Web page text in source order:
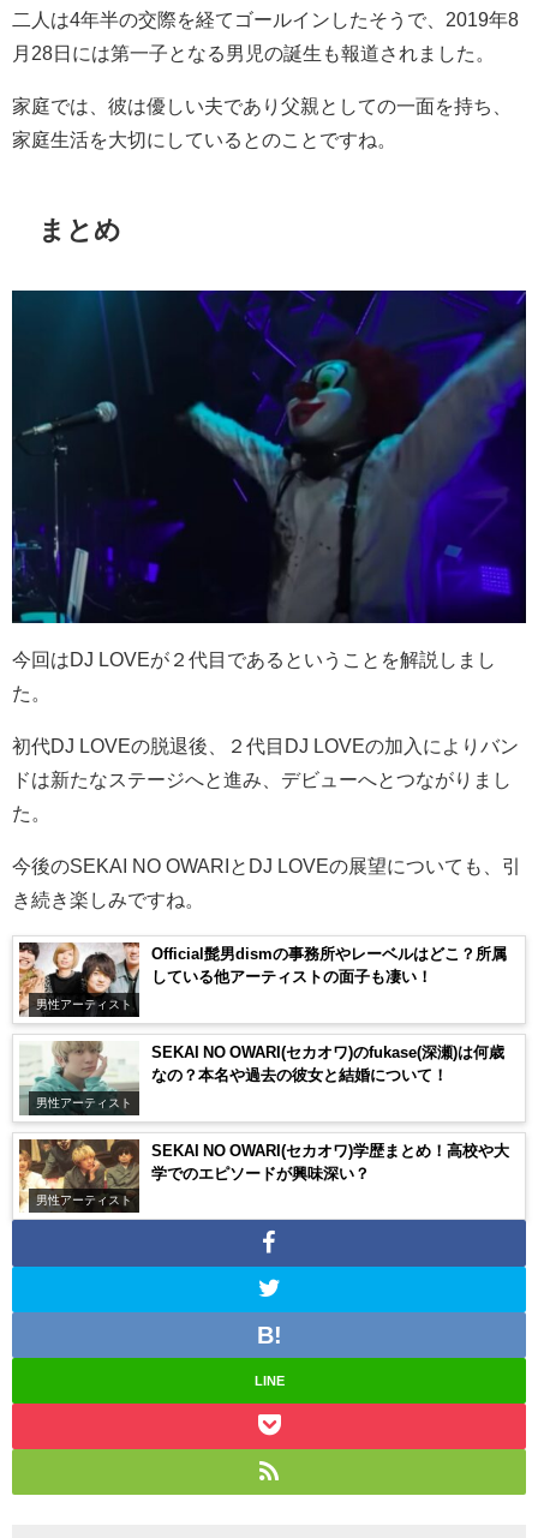
二人は4年半の交際を経てゴールインしたそうで、2019年8
月28日には第一子となる男児の誕生も報道されました。
家庭では、彼は優しい夫であり父親としての一面を持ち、
家庭生活を大切にしているとのことですね​​​​。
まとめ
今回はDJ LOVEが２代目であるということを解説しまし
た。
初代DJ LOVEの脱退後、２代目DJ LOVEの加入によりバン
ドは新たなステージへと進み、デビューへとつながりまし
た。
今後のSEKAI NO OWARIとDJ LOVEの展望についても、引
き続き楽しみですね。
男性アーティスト
Official髭男dismの事務所やレーベルはどこ？所属
している他アーティストの面子も凄い！
男性アーティスト
SEKAI NO OWARI(セカオワ)のfukase(深瀬)は何歳
なの？本名や過去の彼女と結婚について！
男性アーティスト
SEKAI NO OWARI(セカオワ)学歴まとめ！高校や大
学でのエピソードが興味深い？
LINE